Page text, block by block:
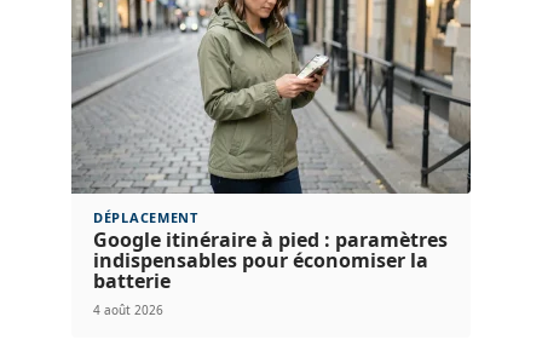
DÉPLACEMENT
Google itinéraire à pied : paramètres
indispensables pour économiser la
batterie
4 août 2026